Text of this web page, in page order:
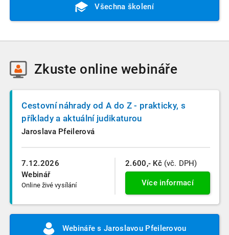
Všechna školení
Zkuste online webináře
7.12.2026
Webinář
Online živé vysílání
Cestovní náhrady od A do Z - prakticky, s
příklady a aktuální judikaturou
Jaroslava Pfeilerová
2.600,- Kč (vč. DPH)
Více informací
Webináře s Jaroslavou Pfeilerovou